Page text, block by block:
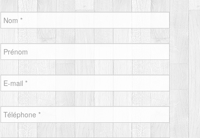
Nom *
Prénom
E-mail *
Téléphone *